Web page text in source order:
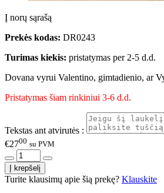
Į norų sąrašą
Prekės kodas: DR0243
Turimas kiekis: pristatymas per 2-5 d.d.
Dovana vyrui Valentino, gimtadienio, ar
Pristatymas šiam rinkiniui 3-6 d.d.
Tekstas ant atvirutės :
€2700 su PVM
Turite klausimų apie šią prekę? Klauskite